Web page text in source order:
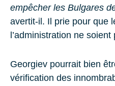
empêcher les Bulgares
avertit-il. Il prie pour que
l’administration ne
Georgiev pourrait bien
vérification des